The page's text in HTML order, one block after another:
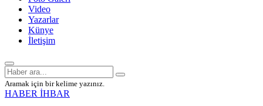
Video
Yazarlar
Künye
İletişim
Aramak için bir kelime yazınız.
HABER İHBAR